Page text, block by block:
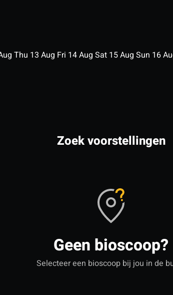
Thu 13 Aug Fri 14Aug Sat 15Aug Sun 16
Zoek voorstellingen
Geen bioscoop?
Selecteer een bioscoop bij jou in de